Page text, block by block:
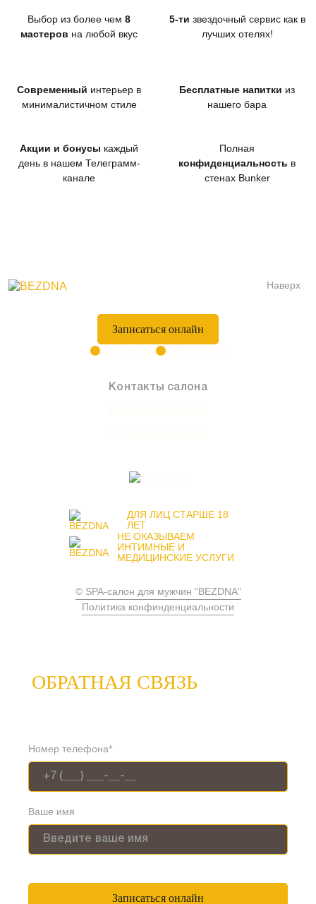
Выбор из более чем 8
мастеров на любой вкус
5-ти звездочный сервис как в
лучших отелях!
Современный интерьер в
минималистичном стиле
Бесплатные напитки из
нашего бара
Акции и бонусы каждый
день в нашем Телеграмм-
канале
Полная
конфиденциальность в
стенах Bunker
Наверх
Записаться онлайн
Контакты салона
ДЛЯ ЛИЦ СТАРШЕ 18
ЛЕТ
НЕ ОКАЗЫВАЕМ
ИНТИМНЫЕ И
МЕДИЦИНСКИЕ УСЛУГИ
© SPA-салон для мужчин “BEZDNA”
Политика конфинденциальности
ОБРАТНАЯ СВЯЗЬ
Номер телефона*
Ваше имя